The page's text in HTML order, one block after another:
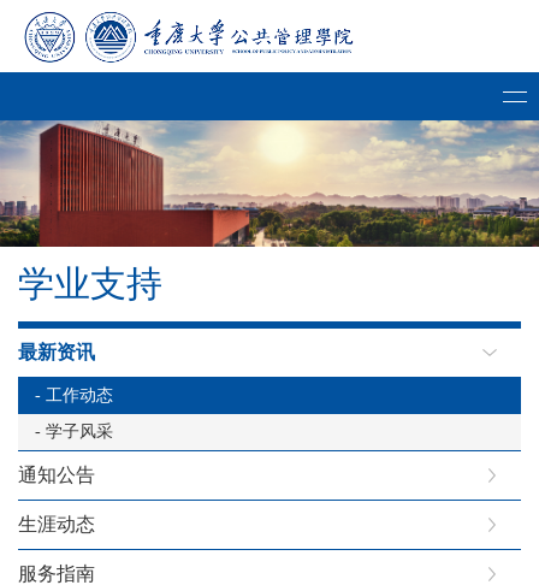
学业支持
最新资讯
- 工作动态
- 学子风采
通知公告
生涯动态
服务指南